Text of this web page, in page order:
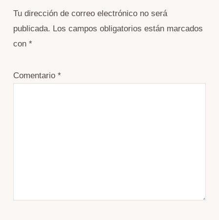
Tu dirección de correo electrónico no será
publicada. Los campos obligatorios están marcados
con *
Comentario *